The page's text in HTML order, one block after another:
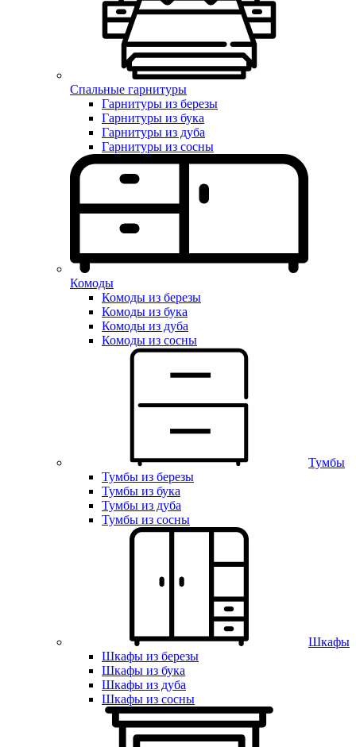
Спальные гарнитуры
Гарнитуры из березы
Гарнитуры из бука
Гарнитуры из дуба
Гарнитуры из сосны
Комоды
Комоды из березы
Комоды из бука
Комоды из дуба
Комоды из сосны
Тумбы
Тумбы из березы
Тумбы из бука
Тумбы из дуба
Тумбы из сосны
Шкафы
Шкафы из березы
Шкафы из бука
Шкафы из дуба
Шкафы из сосны